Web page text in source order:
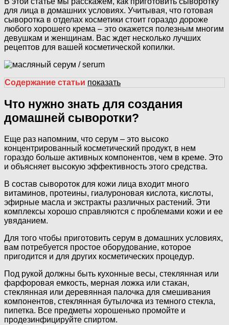
для лица в домашних условиях. Учитывая, что готовая
сыворотка в отделах косметики стоит гораздо дороже
любого хорошего крема – это окажется полезным многим
девушкам и женщинам. Вас ждет несколько лучших
рецептов для вашей косметической копилки.
Содержание статьи показать
Что нужно знать для создания
домашней сыворотки?
Еще раз напомним, что серум – это высоко
концентрированный косметический продукт, в нем
гораздо больше активных компонентов, чем в креме. Это
и объясняет высокую эффективность этого средства.
В состав сывороток для кожи лица входит много
витаминов, протеины, гиалуроновая кислота, кислоты,
эфирные масла и экстракты различных растений. Эти
комплексы хорошо справляются с проблемами кожи и ее
увяданием.
Для того чтобы приготовить серум в домашних условиях,
вам потребуется простое оборудование, которое
пригодится и для других косметических процедур.
Под рукой должны быть кухонные весы, стеклянная или
фарфоровая емкость, мерная ложка или стакан,
стеклянная или деревянная палочка для смешивания
компонентов, стеклянная бутылочка из темного стекла,
пипетка. Все предметы хорошенько промойте и
продезинфицируйте спиртом.